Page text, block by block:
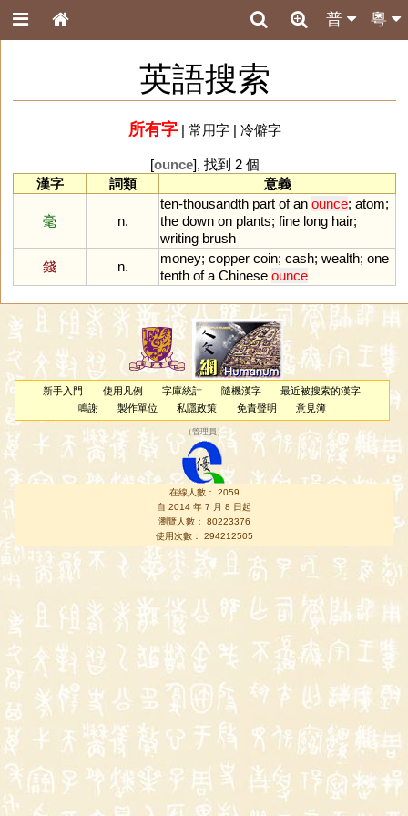
粵
普
英語搜索
所有字| 常用字| 冷僻字
[ounce], 找到 2 個
漢字
詞類 意義
毫 n.
ten-thousandth part of an ounce; atom;
the down on plants; fine long hair;
writing brush
錢
n.
money; copper coin; cash; wealth; one
tenth of a Chinese ounce
新手入門 使用凡例 字庫統計 隨機漢字
最近被搜索的漢字
鳴謝
製作單位 私隱政策 免責聲明 意見簿
（管理員 ）
在線人數： 2059
自 2014 年 7 月 8 日起
瀏覽人數： 80223376
使用次數： 294212505